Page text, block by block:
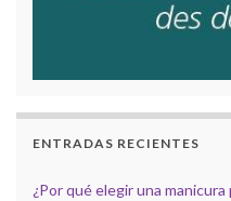
ENTRADAS RECIENTES
¿Por qué elegir una